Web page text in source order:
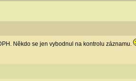
Někdo se jen vybodnul na kontrolu záznamu.